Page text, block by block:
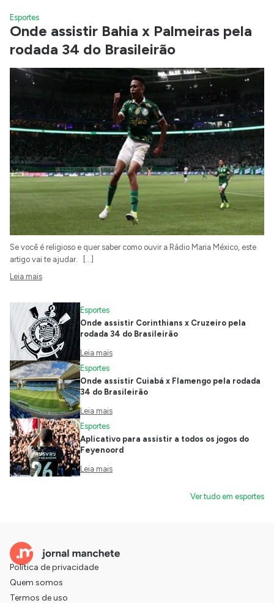
Esportes
Onde assistir Bahia x Palmeiras pela
rodada 34 do Brasileirão
Se você é religioso e quer saber como ouvir a Rádio Maria México, este
artigo vai te ajudar. […]
Leia mais
Esportes
Onde assistir Corinthians x Cruzeiro pela
rodada 34 do Brasileirão
Leia mais
Esportes
Onde assistir Cuiabá x Flamengo pela rodada
34 do Brasileirão
Leia mais
Esportes
Aplicativo para assistir a todos os jogos do
Feyenoord
Leia mais
Ver tudo em esportes
Política de privacidade
Quem somos
Termos de uso